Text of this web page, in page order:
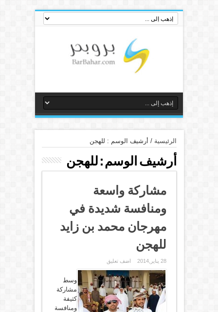
الرئيسية / أرشيف الوسم : للهجن
أرشيف الوسم :للهجن
مشاركة واسعة
ومنافسة شديدة في
مهرجان محمد بن زايد
للهجن
28 يناير,2014 اضف تعليق
وسط
مشاركة
كثيفة
ومنافسة